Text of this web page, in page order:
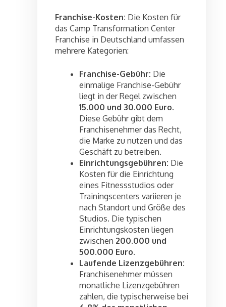
Franchise-Kosten: Die Kosten für
das Camp Transformation Center
Franchise in Deutschland umfassen
mehrere Kategorien:
Franchise-Gebühr: Die
einmalige Franchise-Gebühr
liegt in der Regel zwischen
15.000 und 30.000 Euro.
Diese Gebühr gibt dem
Franchisenehmer das Recht,
die Marke zu nutzen und das
Geschäft zu betreiben.
Einrichtungsgebühren: Die
Kosten für die Einrichtung
eines Fitnessstudios oder
Trainingscenters variieren je
nach Standort und Größe des
Studios. Die typischen
Einrichtungskosten liegen
zwischen 200.000 und
500.000 Euro.
Laufende Lizenzgebühren:
Franchisenehmer müssen
monatliche Lizenzgebühren
zahlen, die typischerweise bei